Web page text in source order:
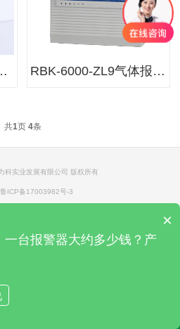
报警控制器 RBK-6000-ZL9气体报警控制器
共1页 4条
科实业发展有限公司 版权所有
鲁ICP备17003982号-3
×
一台报警器大约多少钱？产